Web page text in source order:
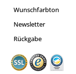
Wunschfarbton
Newsletter
Rückgabe